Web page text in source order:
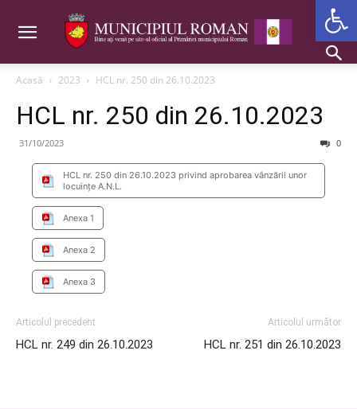
Acasă 2023 HCL nr. 250 din 26.10.2023
HCL nr. 250 din 26.10.2023
31/10/2023 0
HCL nr. 250 din 26.10.2023 privind aprobarea vânzării unor
locuințe A.N.L.
Anexa 1
Anexa 2
Anexa 3
Articolul precedent
HCL nr. 249 din 26.10.2023
Articolul următor
HCL nr. 251 din 26.10.2023